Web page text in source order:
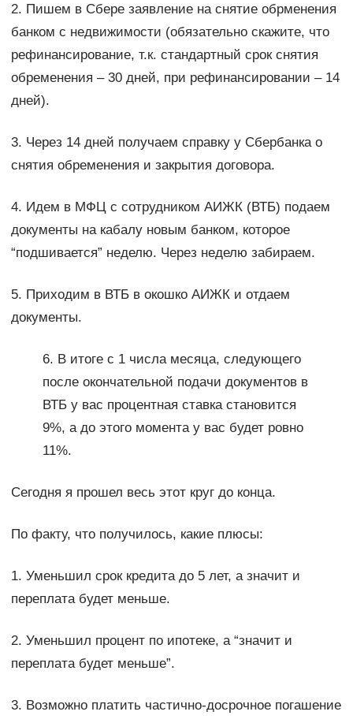
2. Пишем в Сбере заявление на снятие обрменения
банком с недвижимости (обязательно скажите, что
рефинансирование, т.к. стандартный срок снятия
обременения – 30 дней, при рефинансировании – 14
дней).
3. Через 14 дней получаем справку у Сбербанка о
снятия обременения и закрытия договора.
4. Идем в МФЦ с сотрудником АИЖК (ВТБ) подаем
документы на кабалу новым банком, которое
“подшивается” неделю. Через неделю забираем.
5. Приходим в ВТБ в окошко АИЖК и отдаем
документы.
6. В итоге с 1 числа месяца, следующего
после окончательной подачи документов в
ВТБ у вас процентная ставка становится
9%, а до этого момента у вас будет ровно
11%.
Сегодня я прошел весь этот круг до конца.
По факту, что получилось, какие плюсы:
1. Уменьшил срок кредита до 5 лет, а значит и
переплата будет меньше.
2. Уменьшил процент по ипотеке, а “значит и
переплата будет меньше”.
3. Возможно платить частично-досрочное погашение